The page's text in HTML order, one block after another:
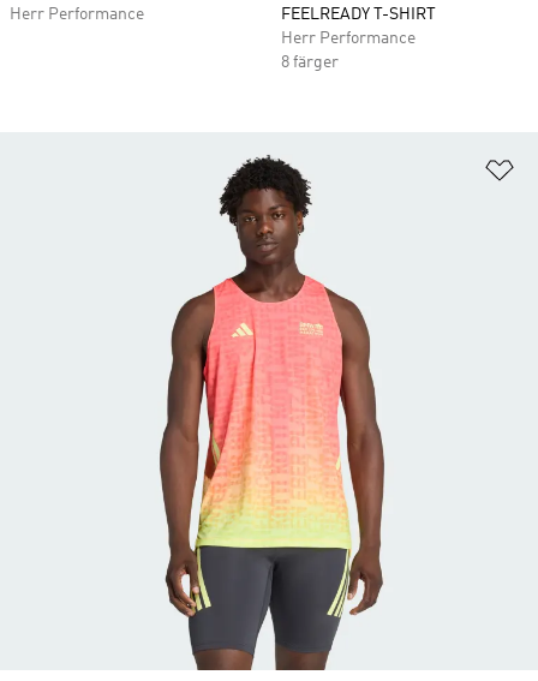
Herr Performance
FEELREADY T-SHIRT
Herr Performance
8 färger